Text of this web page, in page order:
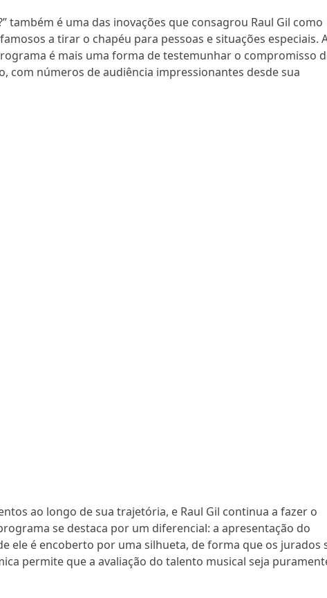
também é uma das inovações que consagrou Raul Gil como
a tirar o chapéu para pessoas e situações especiais.
é mais uma forma de testemunhar o compromisso
com números de audiência impressionantes desde sua
ao longo de sua trajetória, e Raul Gil continua a fazer o
se destaca por um diferencial: a apresentação do
ele é encoberto por uma silhueta, de forma que os jurados
permite que a avaliação do talento musical seja